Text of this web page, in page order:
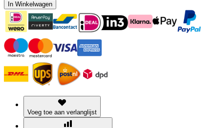
In Winkelwagen
Voeg toe aan verlanglijst